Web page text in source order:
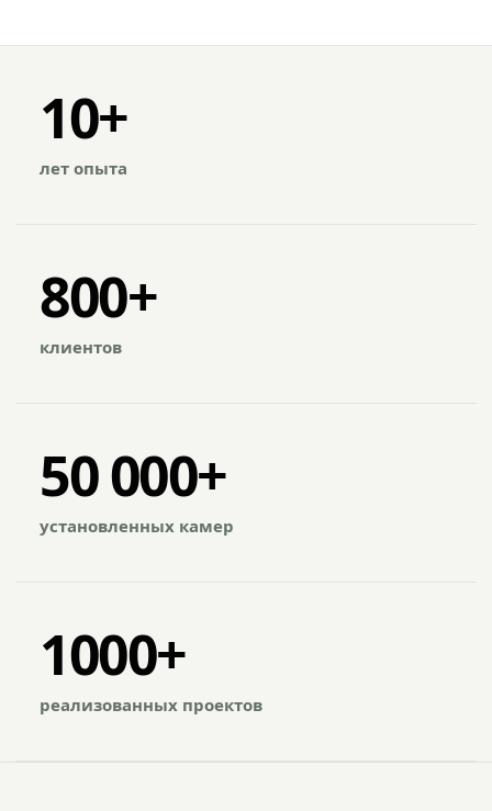
10+
лет опыта
800+
клиентов
50 000+
установленных камер
1000+
реализованных проектов